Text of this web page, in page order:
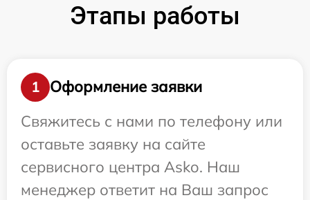
Этапы работы
1
Оформление заявки
Свяжитесь с нами по телефону или
оставьте заявку на сайте
сервисного центра Asko. Наш
менеджер ответит на Ваш запрос